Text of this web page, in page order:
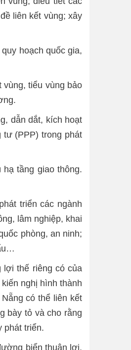
liên kết vùng; xây
hoạch quốc gia,
vùng, tiểu vùng bảo
dẫn dắt, kích hoạt
(PPP) trong phát
tầng giao thông.
triển các ngành
lâm nghiệp, khai
phòng, an ninh;
lợi thế riêng có của
nghị hình thành
có thể liên kết
bày tỏ và cho rằng
phát triển.
biển thuận lợi,